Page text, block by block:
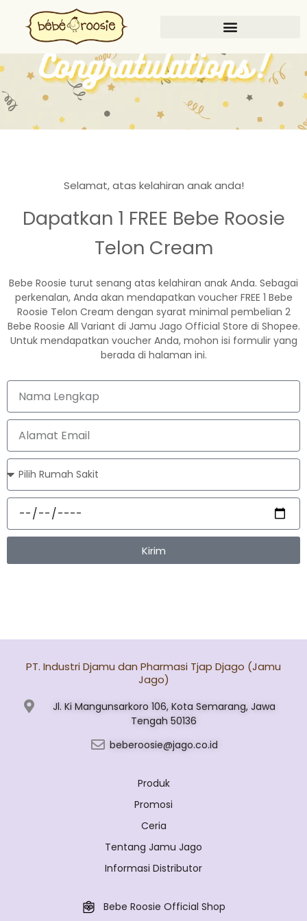
Selamat, atas kelahiran anak anda!
Dapatkan 1 FREE Bebe Roosie
Telon Cream
Bebe Roosie turut senang atas kelahiran anak Anda. Sebagai
perkenalan, Anda akan mendapatkan voucher FREE 1 Bebe
Roosie Telon Cream dengan syarat minimal pembelian 2
Bebe Roosie All Variant di Jamu Jago Official Store di Shopee.
Untuk mendapatkan voucher Anda, mohon isi formulir yang
berada di halaman ini.
Kirim
PT. Industri Djamu dan Pharmasi Tjap Djago (Jamu
Jago)
Jl. Ki Mangunsarkoro 106, Kota Semarang, Jawa
Tengah 50136
beberoosie@jago.co.id
Produk
Promosi
Ceria
Tentang Jamu Jago
Informasi Distributor
Bebe Roosie Official Shop